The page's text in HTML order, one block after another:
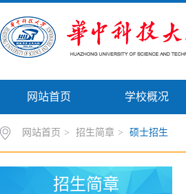
网站首页 学校概况
网站首页 > 招生简章 > 硕士招生
招生简章